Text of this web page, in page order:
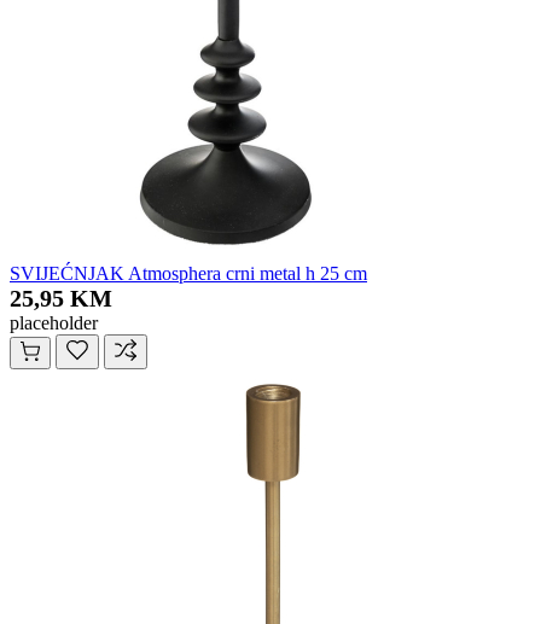
SVIJEĆNJAK Atmosphera crni metal h 25 cm
25,95 KM
placeholder